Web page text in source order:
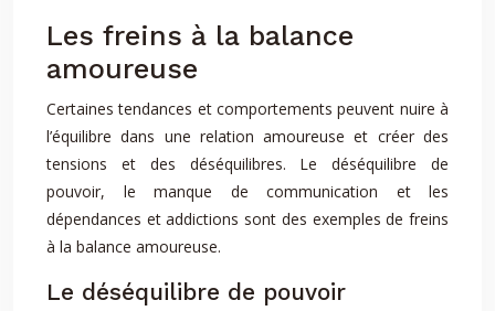
Les freins à la balance
amoureuse
Certaines tendances et comportements peuvent nuire à
l’équilibre dans une relation amoureuse et créer des
tensions et des déséquilibres. Le déséquilibre de
pouvoir, le manque de communication et les
dépendances et addictions sont des exemples de freins
à la balance amoureuse.
Le déséquilibre de pouvoir